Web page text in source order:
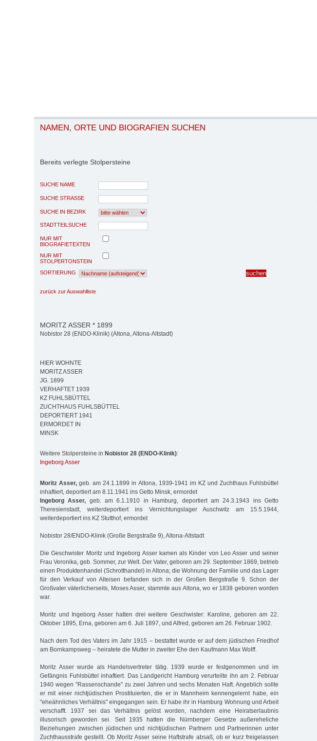
NAMEN, ORTE UND BIOGRAFIEN SUCHEN
Bereits verlegte Stolpersteine
SUCHE NAME
SUCHE STRASSE
SUCHE IN BEZIRK
STADTTEILSUCHE
NUR MIT
BIOGRAFIETEXTEN
NUR MIT
STOLPERTONSTEIN
SORTIERUNG
zurück zur Auswahlliste
MORITZ ASSER * 1899
Nobistor 28 (ENDO-Klinik) (Altona, Altona-Altstadt)
HIER WOHNTE
MORITZ ASSER
JG. 1899
VERHAFTET 1939
KZ FUHLSBÜTTEL
ZUCHTHAUS FUHLSBÜTTEL
DEPORTIERT 1941
ERMORDET IN
MINSK
Weitere Stolpersteine in Nobistor 28 (ENDO-Klinik):
Ingeborg Asser
Moritz Asser, geb. am 24.1.1899 in Altona, 1939-1941 im KZ und Zuchthaus Fuhlsbüttel
inhaftiert, deportiert am 8.11.1941 ins Getto Minsk, ermordet
Ingeborg Asser, geb. am 6.1.1910 in Hamburg, deportiert am 24.3.1943 ins Getto
Theresienstadt, weiterdeportiert ins Vernichtungslager Auschwitz am 15.5.1944,
weiterdeportiert ins KZ Stutthof, ermordet
Nobistor 28/ENDO-Klinik (Große Bergstraße 9), Altona-Altstadt
Die Geschwister Moritz und Ingeborg Asser kamen als Kinder von Leo Asser und seiner
Frau Veronika, geb. Sommer, zur Welt. Der Vater, geboren am 29. September 1869, betrieb
einen Produktenhandel (Schrotthandel) in Altona; die Wohnung der Familie und das Lager
für den Verkauf von Alteisen befanden sich in der Großen Bergstraße 9. Schon der
Großvater väterlicherseits, Moses Asser, stammte aus Altona, wo er 1838 geboren worden
war.
Moritz und Ingeborg Asser hatten drei weitere Geschwister: Karoline, geboren am 22.
Oktober 1895, Erna, geboren am 6. Juli 1897, und Alfred, geboren am 26. Februar 1902.
Nach dem Tod des Vaters im Jahr 1915 – bestattet wurde er auf dem jüdischen Friedhof
am Bornkampsweg – heiratete die Mutter in zweiter Ehe den Kaufmann Max Wolff.
Moritz Asser wurde als Handelsvertreter tätig. 1939 wurde er festgenommen und im
Gefängnis Fuhlsbüttel inhaftiert. Das Landgericht Hamburg verurteilte ihn am 2. Februar
1940 wegen "Rassenschande" zu zwei Jahren und sechs Monaten Haft. Angeblich sollte
er mit einer nichtjüdischen Prostituierten, die er in Mannheim kennengelernt habe, ein
"eheähnliches Verhältnis" eingegangen sein. Er habe ihr in Hamburg Wohnung und Arbeit
verschafft. 1937 sei das Verhältnis gelöst worden, nachdem eine Heiratserlaubnis
illusorisch geworden sei. Seit 1935 hatten die Nürnberger Gesetze außereheliche
Beziehungen zwischen jüdischen und nichtjüdischen Partnern und Partnerinnen unter
Zuchthausstrafe gestellt. Ob Moritz Asser seine Haftstrafe absaß, ob er kurz freigelassen